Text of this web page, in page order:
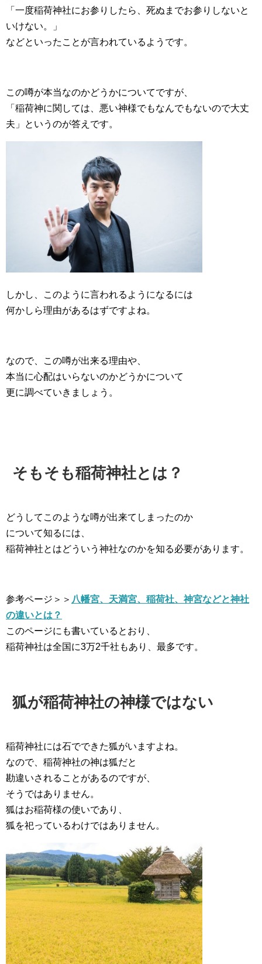
「一度稲荷神社にお参りしたら、死ぬまでお参りしないと
いけない。」
などといったことが言われているようです。
この噂が本当なのかどうかについてですが、
「稲荷神に関しては、悪い神様でもなんでもないので大丈
夫」というのが答えです。
しかし、このように言われるようになるには
何かしら理由があるはずですよね。
なので、この噂が出来る理由や、
本当に心配はいらないのかどうかについて
更に調べていきましょう。
そもそも稲荷神社とは？
どうしてこのような噂が出来てしまったのか
について知るには、
稲荷神社とはどういう神社なのかを知る必要があります。
参考ページ＞＞ 八幡宮、天満宮、稲荷社、神宮などと神社
の違いとは？
このページにも書いているとおり、
稲荷神社は全国に3万2千社もあり、最多です。
狐が稲荷神社の神様ではない
稲荷神社には石でできた狐がいますよね。
なので、稲荷神社の神は狐だと
勘違いされることがあるのですが、
そうではありません。
狐はお稲荷様の使いであり、
狐を祀っているわけではありません。